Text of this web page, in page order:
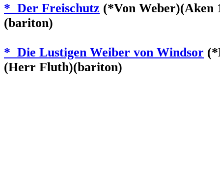
* Der Freischutz (*Von Weber)(Aken
(bariton)
* Die Lustigen Weiber von Windsor
(Herr Fluth)(bariton)